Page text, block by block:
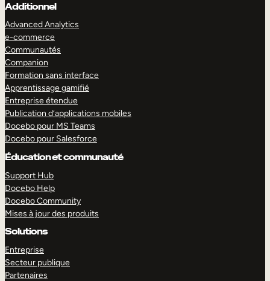
Additionnel
Advanced Analytics
e-commerce
Communautés
Companion
Formation sans interface
Apprentissage gamifié
Entreprise étendue
Publication d’applications mobiles
Docebo pour MS Teams
Docebo pour Salesforce
Éducation et communauté
Support Hub
Docebo Help
Docebo Community
Mises à jour des produits
Solutions
Entreprise
Secteur publique
Partenaires